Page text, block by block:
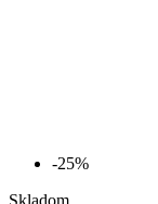
-25%
Skladom